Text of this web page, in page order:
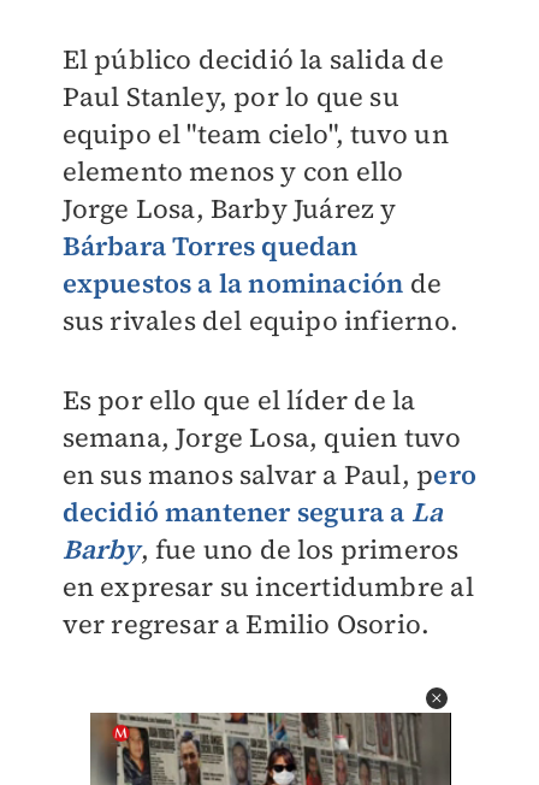
El público decidió la salida de
Paul Stanley, por lo que su
equipo el "team cielo", tuvo un
elemento menos y con ello
Jorge Losa, Barby Juárez y
Bárbara Torres quedan
expuestos a la nominación de
sus rivales del equipo infierno.
Es por ello que el líder de la
semana, Jorge Losa, quien tuvo
en sus manos salvar a Paul, pero
decidió mantener segura a La
Barby, fue uno de los primeros
en expresar su incertidumbre al
ver regresar a Emilio Osorio.